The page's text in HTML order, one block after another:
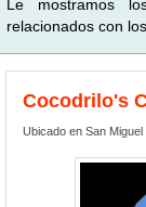
Le mostramos
relacionados con los
Cocodrilo's
Ubicado en San